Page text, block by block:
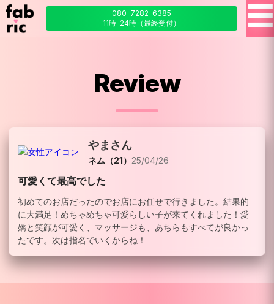
080-7282-6385
11時-24時（最終受付）
☰
Review
やまさん
ネム（21） 25/04/26
可愛くて最高でした
初めてのお店だったのでお店にお任せで行きました。結果的
に大満足！めちゃめちゃ可愛らしい子が来てくれました！愛
嬌と笑顔が可愛く、マッサージも、あちらもすべてが良かっ
たです。次は指名でいくからね！